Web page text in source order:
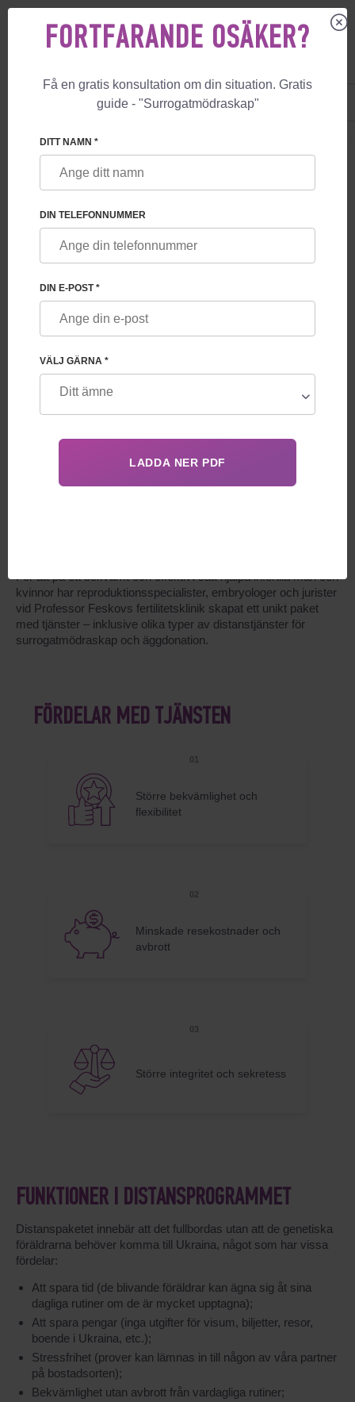
+1 844 892 78 00 UK
TJÄNSTER PROGRAM DÄR SURROGATMAMMA OCH/ELLER
PROGRAM DÄR
SURROGATMAMMA OCH/ELLER
ÄGGDONATOR DELTAR PÅ
DISTANS
Funktioner i distansprogrammet
För att på ett bekvämt och effektivt sätt hjälpa infertila män och
kvinnor har reproduktionsspecialister, embryologer och jurister
vid Professor Feskovs fertilitetsklinik skapat ett unikt paket
med tjänster – inklusive olika typer av distanstjänster för
surrogatmödraskap och äggdonation.
FÖRDELAR MED TJÄNSTEN
Större bekvämlighet och
flexibilitet
Minskade resekostnader och
avbrott
Större integritet och sekretess
FUNKTIONER I DISTANSPROGRAMMET
Distanspaketet innebär att det fullbordas utan att de genetiska
föräldrarna behöver komma till Ukraina, något som har vissa
fördelar:
Att spara tid (de blivande föräldrar kan ägna sig åt sina
dagliga rutiner om de är mycket upptagna);
Att spara pengar (inga utgifter för visum, biljetter, resor,
boende i Ukraina, etc.);
Stressfrihet (prover kan lämnas in till någon av våra partner
på bostadsorten);
Bekvämlighet utan avbrott från vardagliga rutiner;
FORTFARANDE OSÄKER?
Få en gratis konsultation om din situation. Gratis
guide - "Surrogatmödraskap"
DITT NAMN *
DIN TELEFONNUMMER
DIN E-POST *
VÄLJ GÄRNA *